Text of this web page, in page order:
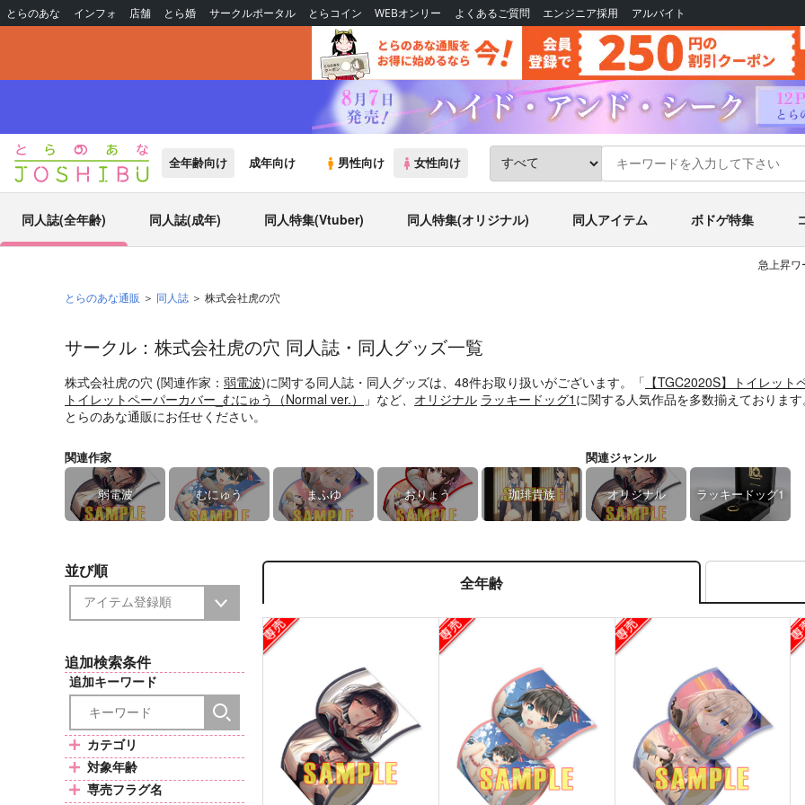
とらのあな インフォ 店舗 とら婚 サークルポータル とらコイン WEBオンリー よくあるご質問 エンジニア採用 アルバイト
全年齢向け 成年向け 男性向け 女性向け
同人誌(全年齢) 同人誌(成年) 同人特集(Vtuber) 同人特集(オリジナル) 同人アイテム ボドゲ特集
急上昇ワ
とらのあな通販 同人誌 株式会社虎の穴
サークル：株式会社虎の穴 同人誌・同人グッズ一覧
株式会社虎の穴 (関連作家： 弱電波)に関する同人誌・同人グッズは、48件お取り扱いがございます。「 【TGC2020S】トイレッ
トイレットペーパーカバー_むにゅう（Normal ver.）
」など、 オリジナル ラッキードッグ1 に関する人気作品を多数揃えておりま
とらのあな通販にお任せください。
関連作家
弱電波 むにゅう まふゆ おりょう 珈琲貴族
関連ジャンル
オリジナル ラッキードッグ1
並び順
追加検索条件
追加キーワード
カテゴリ
対象年齢
専売フラグ名
全年齢